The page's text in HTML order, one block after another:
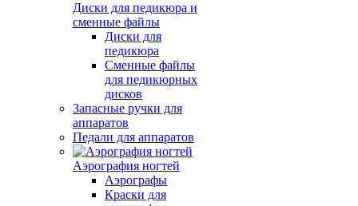
Диски для педикюра и
сменные файлы
Диски для
педикюра
Сменные файлы
для педикюрных
дисков
Запасные ручки для
аппаратов
Педали для аппаратов
Аэрография ногтей
Аэрографы
Краски для